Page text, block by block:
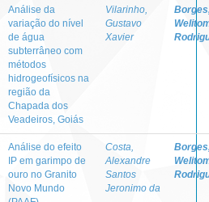
Análise da
variação do nível
de água
subterrâneo com
métodos
hidrogeofísicos na
região da
Chapada dos
Veadeiros, Goiás
Vilarinho,
Gustavo
Xavier
Análise do efeito
IP em garimpo de
ouro no Granito
Novo Mundo
Costa,
Alexandre
Santos
Jeronimo da